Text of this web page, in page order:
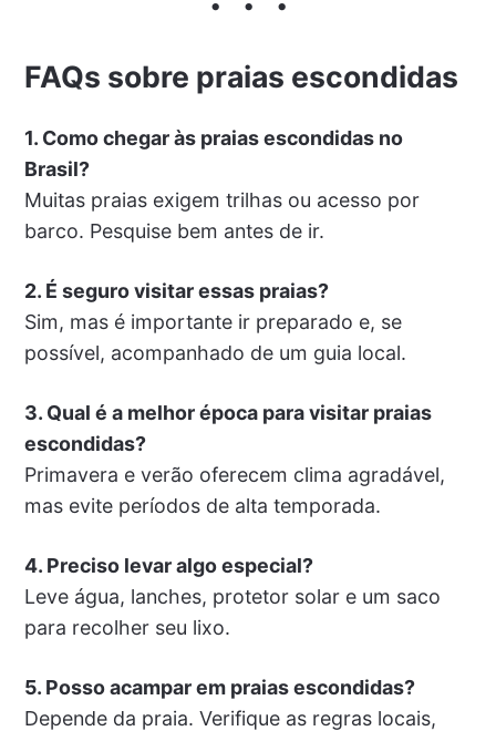
FAQs sobre praias escondidas
1. Como chegar às praias escondidas no
Brasil?
Muitas praias exigem trilhas ou acesso por
barco. Pesquise bem antes de ir.
2. É seguro visitar essas praias?
Sim, mas é importante ir preparado e, se
possível, acompanhado de um guia local.
3. Qual é a melhor época para visitar praias
escondidas?
Primavera e verão oferecem clima agradável,
mas evite períodos de alta temporada.
4. Preciso levar algo especial?
Leve água, lanches, protetor solar e um saco
para recolher seu lixo.
5. Posso acampar em praias escondidas?
Depende da praia. Verifique as regras locais,